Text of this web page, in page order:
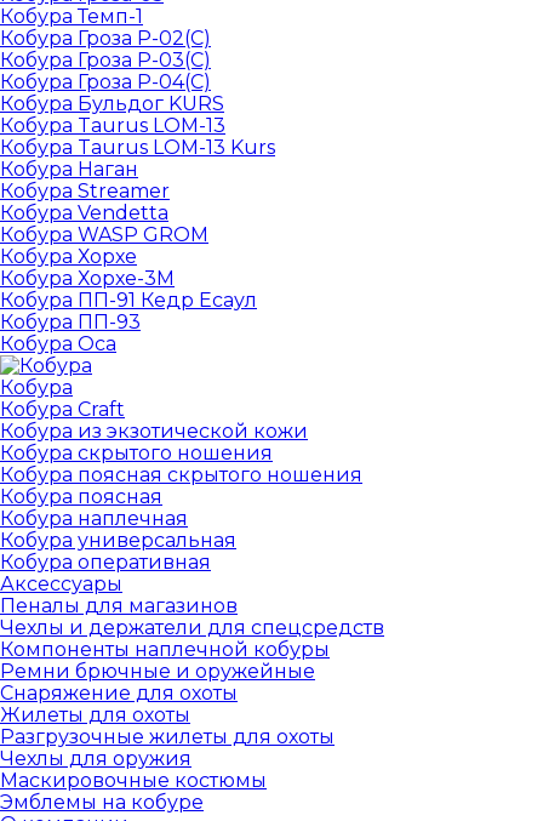
Кобура Темп-1
Кобура Гроза Р-02(С)
Кобура Гроза Р-03(С)
Кобура Гроза Р-04(С)
Кобура Бульдог KURS
Кобура Taurus LOM-13
Кобура Taurus LOM-13 Kurs
Кобура Наган
Кобура Streamer
Кобура Vendetta
Кобура WASP GROM
Кобура Хорхе
Кобура Хорхе-3М
Кобура ПП-91 Кедр Есаул
Кобура ПП-93
Кобура Оса
Кобура
Кобура Craft
Кобура из экзотической кожи
Кобура скрытого ношения
Кобура поясная скрытого ношения
Кобура поясная
Кобура наплечная
Кобура универсальная
Кобура оперативная
Аксессуары
Пеналы для магазинов
Чехлы и держатели для спецсредств
Компоненты наплечной кобуры
Ремни брючные и оружейные
Снаряжение для охоты
Жилеты для охоты
Разгрузочные жилеты для охоты
Чехлы для оружия
Маскировочные костюмы
Эмблемы на кобуре